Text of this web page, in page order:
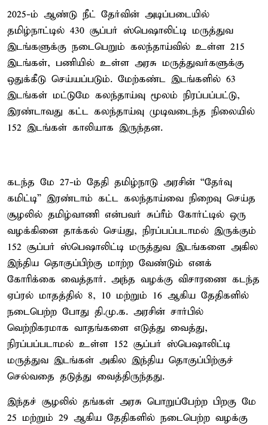
2025-ம் ஆண்டு நீட் தேர்வின் அடிப்படையில்
தமிழ்நாட்டில் 430 சூப்பர் ஸ்பெஷாலிட்டி மருத்துவ
இடங்களுக்கு நடைபெறும் கலந்தாய்வில் உள்ள 215
இடங்கள், பணியில் உள்ள அரசு மருத்துவர்களுக்கு
ஒதுக்கீடு செய்யப்படும். மேற்கண்ட இடங்களில் 63
இடங்கள் மட்டுமே கலந்தாய்வு மூலம் நிரப்பப்பட்டு,
இரண்டாவது கட்ட கலந்தாய்வு முடிவடைந்த நிலையில்
152 இடங்கள் காலியாக இருந்தன.
கடந்த மே 27-ம் தேதி தமிழ்நாடு அரசின் “தேர்வு
கமிட்டி” இரண்டாம் கட்ட கலந்தாய்வை நிறைவு செய்த
சூழலில் தமிழ்வாணி என்பவர் சுப்ரீம் கோர்ட்டில் ஒரு
வழக்கினை தாக்கல் செய்து, நிரப்பப்படாமல் இருக்கும்
152 சூப்பர் ஸ்பெஷாலிட்டி மருத்துவ இடங்களை அகில
இந்திய தொகுப்பிற்கு மாற்ற வேண்டும் எனக்
கோரிக்கை வைத்தார். அந்த வழக்கு விசாரணை கடந்த
ஏப்ரல் மாதத்தில் 8, 10 மற்றும் 16 ஆகிய தேதிகளில்
நடைபெற்ற போது தி.மு.க. அரசின் சார்பில்
வெற்றிகரமாக வாதங்களை எடுத்து வைத்து,
நிரப்பப்படாமல் உள்ள 152 சூப்பர் ஸ்பெஷாலிட்டி
மருத்துவ இடங்கள் அகில இந்திய தொகுப்பிற்குச்
செல்வதை தடுத்து வைத்திருந்தது.
இந்தச் சூழலில் தங்கள் அரசு பொறுப்பேற்ற பிறகு மே
25 மற்றும் 29 ஆகிய தேதிகளில் நடைபெற்ற வழக்கு